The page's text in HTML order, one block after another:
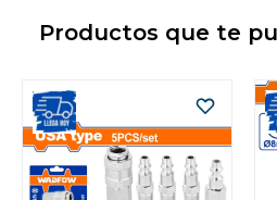
Productos que te